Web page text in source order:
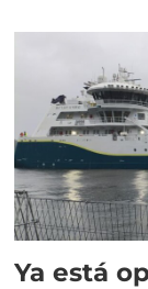
Ya está